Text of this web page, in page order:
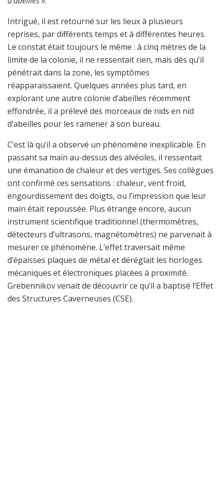
Intrigué, il est retourné sur les lieux à plusieurs
reprises, par différents temps et à différentes heures.
Le constat était toujours le même : à cinq mètres de la
limite de la colonie, il ne ressentait rien, mais dès qu’il
pénétrait dans la zone, les symptômes
réapparaissaient. Quelques années plus tard, en
explorant une autre colonie d’abeilles récemment
effondrée, il a prélevé des morceaux de nids en nid
d’abeilles pour les ramener à son bureau.
C’est là qu’il a observé un phénomène inexplicable. En
passant sa main au-dessus des alvéoles, il ressentait
une émanation de chaleur et des vertiges. Ses collègues
ont confirmé ces sensations : chaleur, vent froid,
engourdissement des doigts, ou l’impression que leur
main était repoussée. Plus étrange encore, aucun
instrument scientifique traditionnel (thermomètres,
détecteurs d’ultrasons, magnétomètres) ne parvenait à
mesurer ce phénomène. L’effet traversait même
d’épaisses plaques de métal et déréglait les horloges
mécaniques et électroniques placées à proximité.
Grebennikov venait de découvrir ce qu’il a baptisé l’Effet
des Structures Caverneuses (CSE).